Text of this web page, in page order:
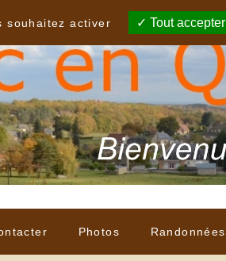
Photos Randonnées
souhaitez activer
Tout accepter